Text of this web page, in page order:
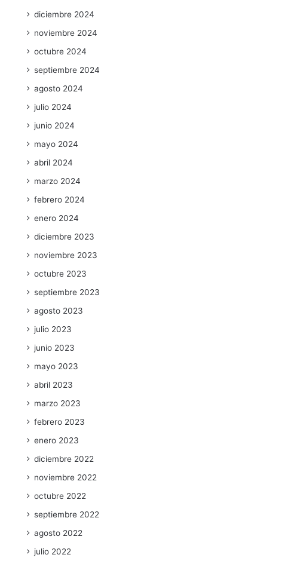
diciembre 2024
noviembre 2024
octubre 2024
septiembre 2024
agosto 2024
julio 2024
junio 2024
mayo 2024
abril 2024
marzo 2024
febrero 2024
enero 2024
diciembre 2023
noviembre 2023
octubre 2023
septiembre 2023
agosto 2023
julio 2023
junio 2023
mayo 2023
abril 2023
marzo 2023
febrero 2023
enero 2023
diciembre 2022
noviembre 2022
octubre 2022
septiembre 2022
agosto 2022
julio 2022